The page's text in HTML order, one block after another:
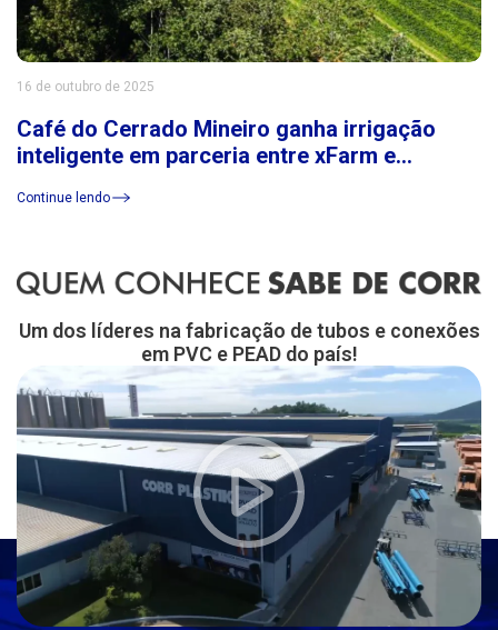
16 de outubro de 2025
Café do Cerrado Mineiro ganha irrigação
inteligente em parceria entre xFarm e
Continue lendo
Um dos líderes na fabricação de tubos e conexões
em PVC e PEAD do país!